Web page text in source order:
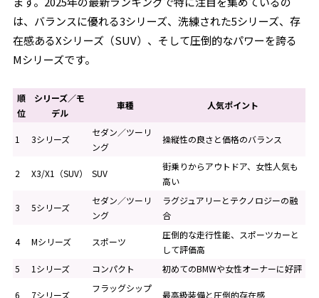
は、バランスに優れる3シリーズ、洗練された5シリーズ、存
在感あるXシリーズ（SUV）、そして圧倒的なパワーを誇る
Mシリーズです。
順
位
シリーズ／モ
デル
車種 人気ポイント
1 3シリーズ
セダン／ツーリ
ング
操縦性の良さと価格のバランス
2 X3/X1（SUV） SUV
街乗りからアウトドア、女性人気も
高い
3 5シリーズ
セダン／ツーリ
ング
ラグジュアリーとテクノロジーの融
合
4 Mシリーズ スポーツ
圧倒的な走行性能、スポーツカーと
して評価高
5
1シリーズ コンパクト 初めてのBMWや女性オーナーに好評
6 7シリーズ
フラッグシップ
最高級装備と圧倒的存在感